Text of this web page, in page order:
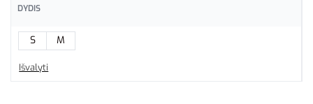
DYDIS
S M
Išvalyti